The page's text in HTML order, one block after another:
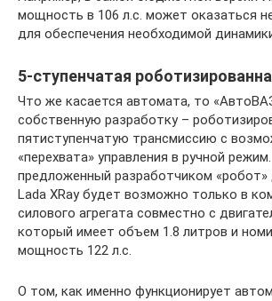
мощность в 106 л.с. может оказаться
для обеспечения необходимой
5-ступенчатая
Что же касается автомата, то
собственную разработку –
пятиступенчатую трансмиссию с
«перехвата» управления в ручной
предложенный разработчиком
Lada XRay будет возможно только в
силового агрегата совместно с
который имеет объем 1.8 литров и
мощность 122 л.с.
О том, как именно функционирует